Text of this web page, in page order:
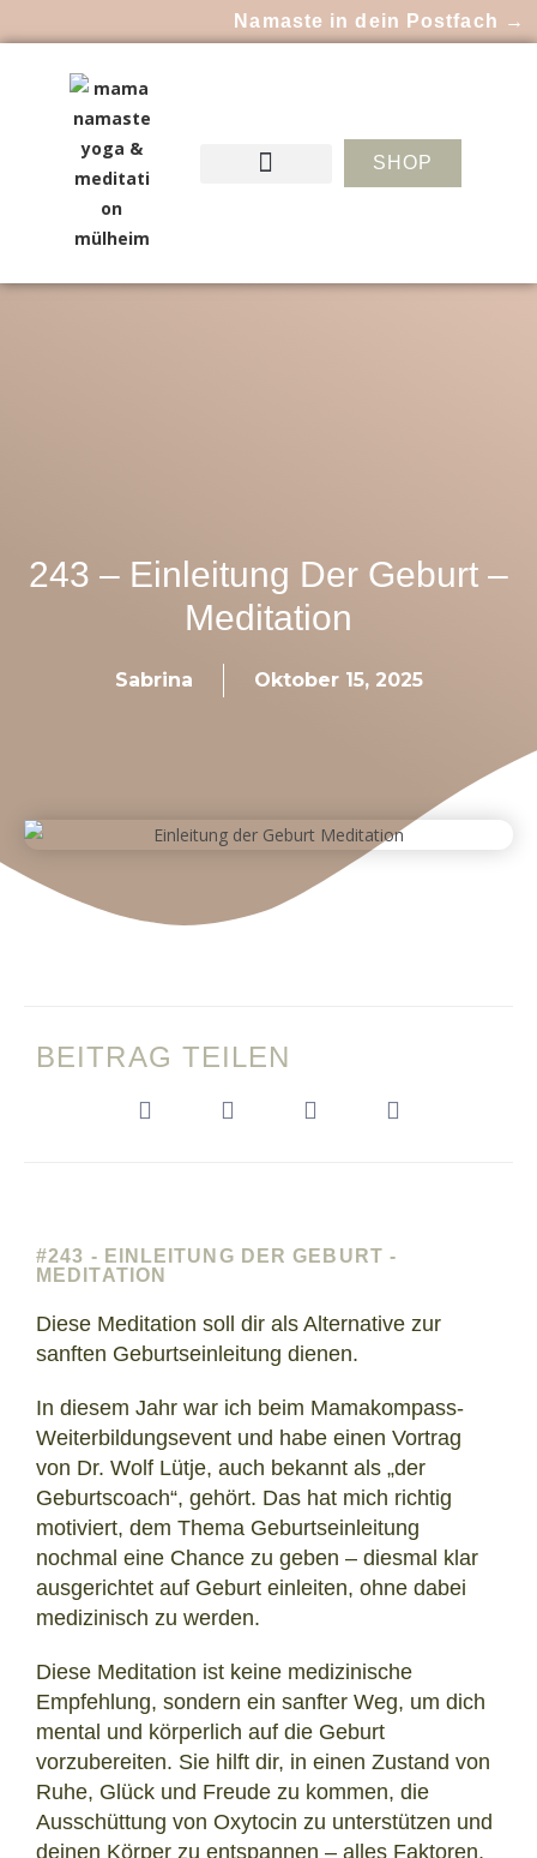
Namaste in dein Postfach →
SHOP
243 – Einleitung Der Geburt –
Meditation
Sabrina Oktober 15, 2025
BEITRAG TEILEN
#243 - EINLEITUNG DER GEBURT -
MEDITATION
Diese Meditation soll dir als Alternative zur
sanften Geburtseinleitung dienen.
In diesem Jahr war ich beim Mamakompass-
Weiterbildungsevent und habe einen Vortrag
von Dr. Wolf Lütje, auch bekannt als „der
Geburtscoach“, gehört. Das hat mich richtig
motiviert, dem Thema Geburtseinleitung
nochmal eine Chance zu geben – diesmal klar
ausgerichtet auf Geburt einleiten, ohne dabei
medizinisch zu werden.
Diese Meditation ist keine medizinische
Empfehlung, sondern ein sanfter Weg, um dich
mental und körperlich auf die Geburt
vorzubereiten. Sie hilft dir, in einen Zustand von
Ruhe, Glück und Freude zu kommen, die
Ausschüttung von Oxytocin zu unterstützen und
deinen Körper zu entspannen – alles Faktoren,